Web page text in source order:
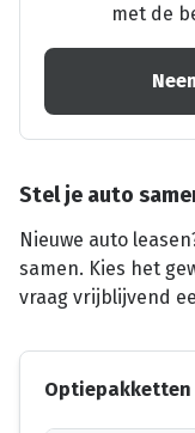
met de
Stel je auto
Nieuwe auto
samen. Kies het
vraag vrijblijvend
Optiepakketten